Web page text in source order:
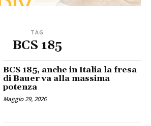
TAG
BCS 185
BCS 185, anche in Italia la fresa
di Bauer va alla massima
potenza
Maggio 29, 2026